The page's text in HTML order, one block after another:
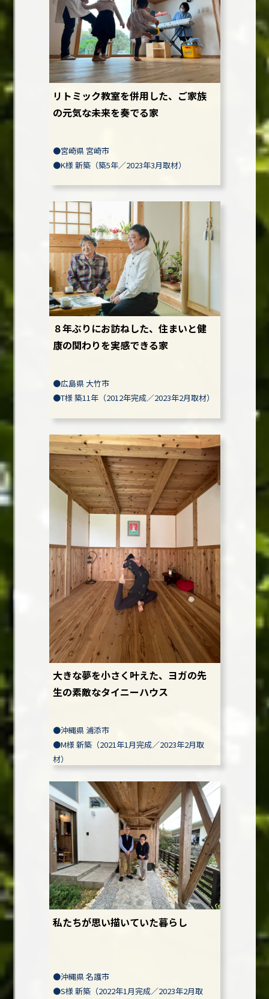
リトミック教室を併用した、ご家族
の元気な未来を奏でる家
●宮崎県 宮崎市
●K様新築（築5年／2023年3月取材）
８年ぶりにお訪ねした、住まいと健
康の関わりを実感できる家
●広島県 大竹市
●T様築11年（2012年完成／2023年2月取材）
大きな夢を小さく叶えた、ヨガの先
生の素敵なタイニーハウス
●沖縄県 浦添市
●M様新築（2021年1月完成／2023年2月取
材）
私たちが思い描いていた暮らし
●沖縄県 名護市
●S様新築（2022年1月完成／2023年2月取